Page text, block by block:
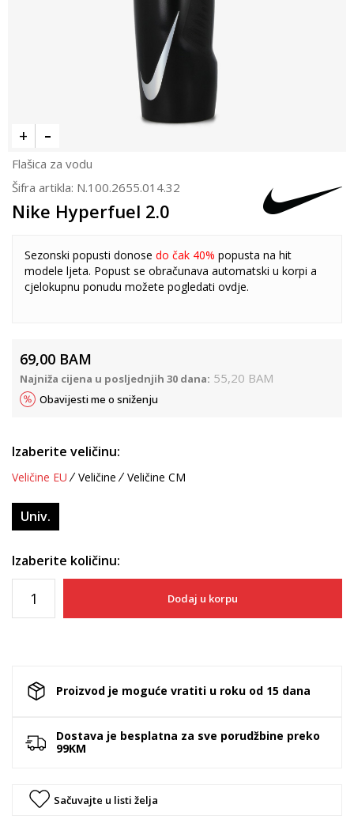
Flašica za vodu
Šifra artikla: N.100.2655.014.32
Nike Hyperfuel 2.0
Sezonski popusti donose do čak 40% popusta na hit
modele ljeta. Popust se obračunava automatski u korpi a
cjelokupnu ponudu možete pogledati ovdje.
69,00 BAM
Najniža cijena u posljednjih 30 dana: 55,20 BAM
Obavijesti me o sniženju
Izaberite veličinu:
Veličine EU Veličine Veličine CM
Univ.
Izaberite količinu:
Dodaj u korpu
Proizvod je moguće vratiti u roku od 15 dana
Dostava je besplatna za sve porudžbine preko
99KM
Sačuvajte u listi želja